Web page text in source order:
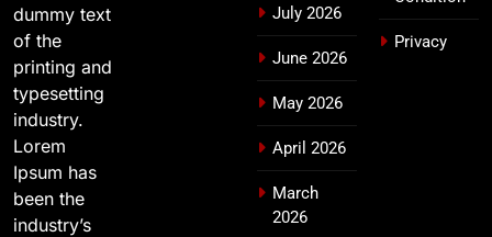
dummy text
of the
printing and
typesetting
industry.
Lorem
Ipsum has
been the
industry’s
July 2026
June 2026
May 2026
April 2026
March
2026
Privacy